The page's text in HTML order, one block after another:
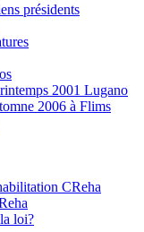
présidents
2001 Lugano
2006 à Flims
CReha
loi?